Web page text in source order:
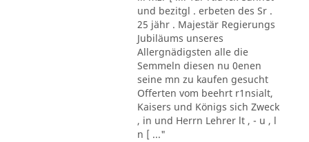
und bezitgl . erbeten des Sr .
25 jähr . Majestär Regierungs
Jubiläums unseres
Allergnädigsten alle die
Semmeln diesen nu 0enen
seine mn zu kaufen gesucht
Offerten vom beehrt r1nsialt,
Kaisers und Königs sich Zweck
, in und Herrn Lehrer lt , - u , l
n [ ..."